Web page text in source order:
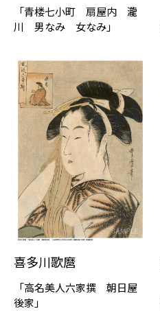
「⻘楼七⼩町 扇屋内 瀧
川 男なみ 女なみ」
喜多川歌麿
「高名美⼈六家撰 朝日屋
後家」